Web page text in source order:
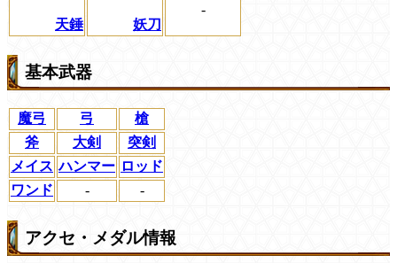
天錘 妖刀
-
基本武器
魔弓 弓
槍
斧
大剣
突剣
メイス ハンマー ロッド
ワンド
- -
アクセ・メダル情報